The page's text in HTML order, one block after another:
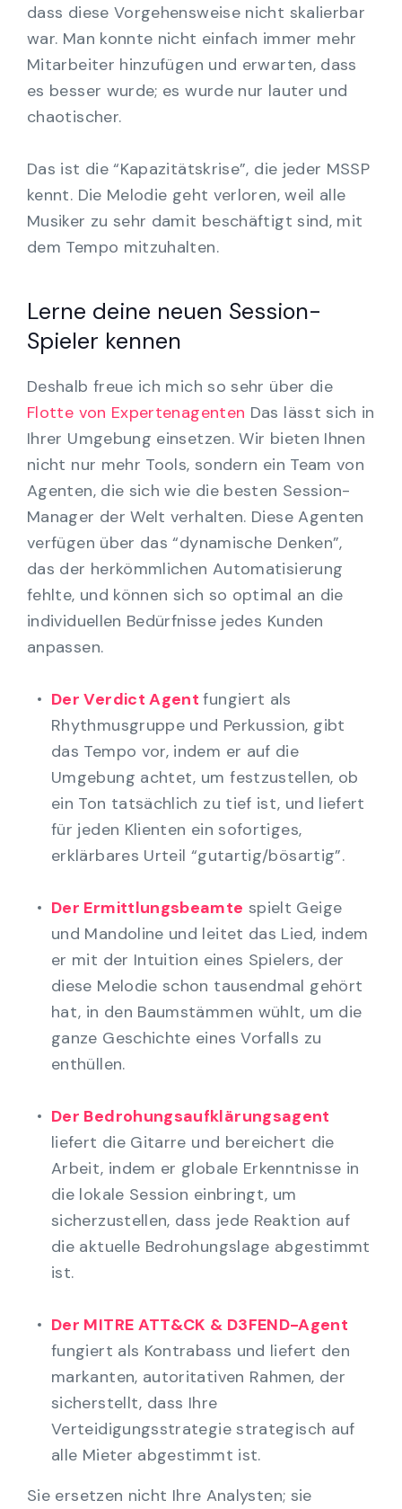
dass diese Vorgehensweise nicht skalierbar
war. Man konnte nicht einfach immer mehr
Mitarbeiter hinzufügen und erwarten, dass
es besser wurde; es wurde nur lauter und
chaotischer.
Das ist die “Kapazitätskrise”, die jeder MSSP
kennt. Die Melodie geht verloren, weil alle
Musiker zu sehr damit beschäftigt sind, mit
dem Tempo mitzuhalten.
Lerne deine neuen Session-
Spieler kennen
Deshalb freue ich mich so sehr über die
Flotte von Expertenagenten Das lässt sich in
Ihrer Umgebung einsetzen. Wir bieten Ihnen
nicht nur mehr Tools, sondern ein Team von
Agenten, die sich wie die besten Session-
Manager der Welt verhalten. Diese Agenten
verfügen über das “dynamische Denken”,
das der herkömmlichen Automatisierung
fehlte, und können sich so optimal an die
individuellen Bedürfnisse jedes Kunden
anpassen.
Der Verdict Agentfungiert als
Rhythmusgruppe und Perkussion, gibt
das Tempo vor, indem er auf die
Umgebung achtet, um festzustellen, ob
ein Ton tatsächlich zu tief ist, und liefert
für jeden Klienten ein sofortiges,
erklärbares Urteil “gutartig/bösartig”.
Der Ermittlungsbeamte spielt Geige
und Mandoline und leitet das Lied, indem
er mit der Intuition eines Spielers, der
diese Melodie schon tausendmal gehört
hat, in den Baumstämmen wühlt, um die
ganze Geschichte eines Vorfalls zu
enthüllen.
Der Bedrohungsaufklärungsagent
liefert die Gitarre und bereichert die
Arbeit, indem er globale Erkenntnisse in
die lokale Session einbringt, um
sicherzustellen, dass jede Reaktion auf
die aktuelle Bedrohungslage abgestimmt
ist.
Der MITRE ATT&CK & D3FEND-Agent
fungiert als Kontrabass und liefert den
markanten, autoritativen Rahmen, der
sicherstellt, dass Ihre
Verteidigungsstrategie strategisch auf
alle Mieter abgestimmt ist.
Sie ersetzen nicht Ihre Analysten; sie